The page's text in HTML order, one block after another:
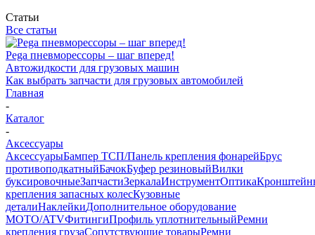
Статьи
Все статьи
Pega пневморессоры – шаг вперед!
Автожидкости для грузовых машин
Как выбрать запчасти для грузовых автомобилей
Главная
-
Каталог
-
Аксессуары
АксессуарыБампер ТСП/Панель крепления фонарейБрус
противоподкатныйБачокБуфер резиновыйВилки
буксировочныеЗапчастиЗеркалаИнструментОптика
крепления запасных колесКузовные
деталиНаклейкиДополнительное оборудование
MOTO/ATVФитингиПрофиль уплотнительныйРемни
крепления грузаСопутствующие товарыРемни